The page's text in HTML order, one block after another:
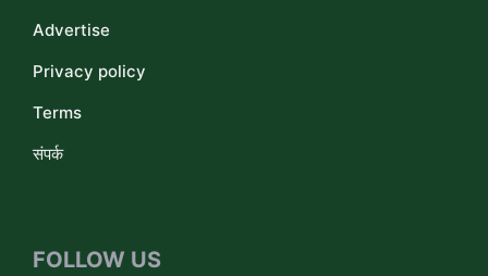
Advertise
Privacy policy
Terms
संपर्क
FOLLOW US